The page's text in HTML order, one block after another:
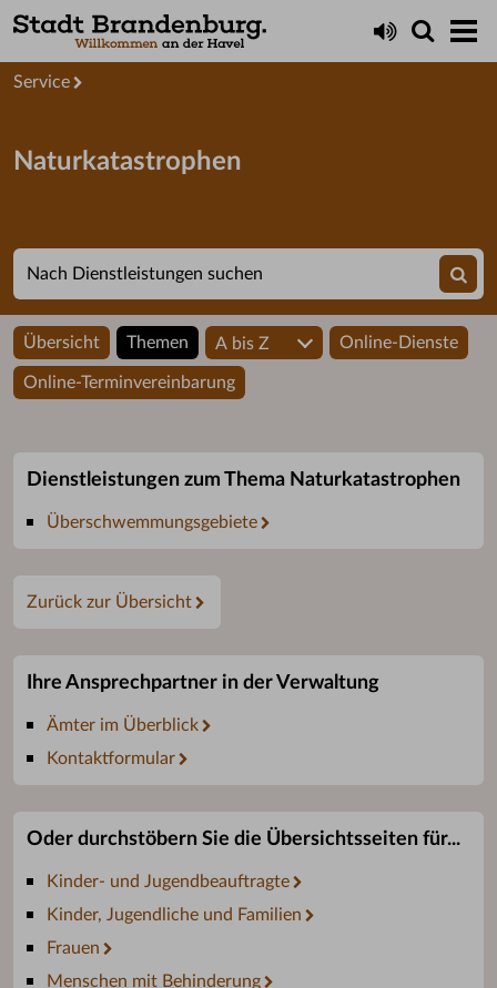
Startseite
Service
Naturkatastrophen
Übersicht Themen A bis Z Online-Dienste
Online-Terminvereinbarung
Dienstleistungen zum Thema Naturkatastrophen
Überschwemmungsgebiete
Zurück zur Übersicht
Ihre Ansprechpartner in der Verwaltung
Ämter im Überblick
Kontaktformular
Oder durchstöbern Sie die Übersichtsseiten für...
Kinder- und Jugendbeauftragte
Kinder, Jugendliche und Familien
Frauen
Menschen mit Behinderung